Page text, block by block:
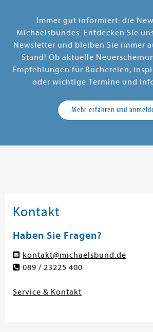
Immer gut informiert: die
Michaelsbundes. Entdecken Sie
Newsletter und bleiben Sie immer
Stand! Ob aktuelle
Empfehlungen für Büchereien,
oder wichtige Termine und
Mehr erfahren und
Kontakt
Haben Sie Fragen?
kontakt@michaelsbund.de
089 / 23225 400
Service & Kontakt